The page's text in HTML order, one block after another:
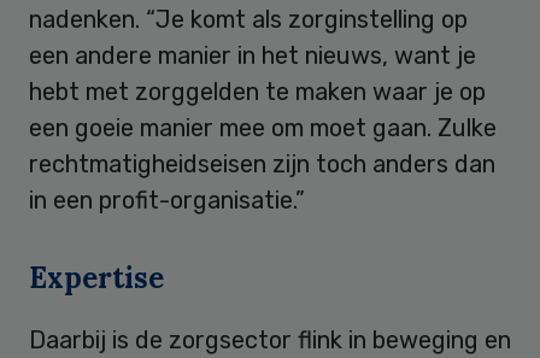
nadenken. “Je komt als zorginstelling op
een andere manier in het nieuws, want je
hebt met zorggelden te maken waar je op
een goeie manier mee om moet gaan. Zulke
rechtmatigheidseisen zijn toch anders dan
in een profit-organisatie.”
Expertise
Daarbij is de zorgsector flink in beweging en